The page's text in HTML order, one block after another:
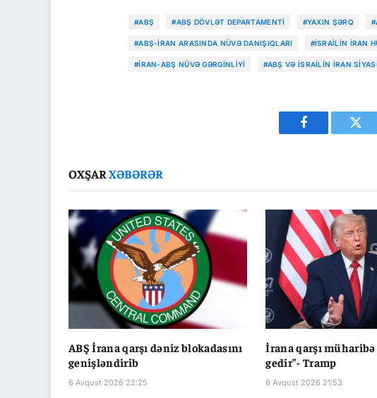
#ABŞ #ABŞ DÖVLƏT DEPARTAMENTI #YAXIN ŞƏRQ
#ABŞ-İRAN ARASINDA NÜVƏ DANIŞIQLARI #İSRAILIN İRAN
#İRAN-ABŞ NÜVƏ GƏRGINLIYI #ABŞ VƏ İSRAILIN İRAN
Facebook
OXŞARXƏBƏRƏR
ABŞ İrana qarşı dəniz blokadasını
genişləndirib
6 Avqust 2026 22:25
İrana qarşı müharibə
gedir”- Tramp
6 Avqust 2026 21:53